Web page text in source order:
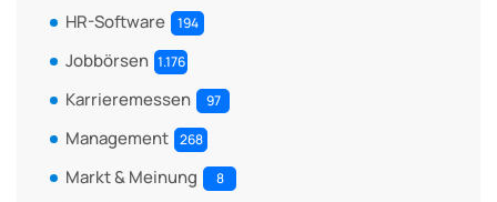
HR-Software 194
Jobbörsen 1.176
Karrieremessen 97
Management 268
Markt & Meinung 8